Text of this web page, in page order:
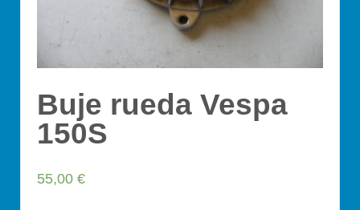
Buje rueda Vespa
150S
55,00 €